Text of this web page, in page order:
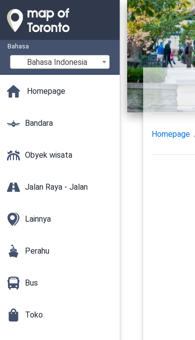
Bahasa
Bahasa Indonesia
Homepage
Bandara
Obyek wisata
Jalan Raya - Jalan
Lainnya
Perahu
Bus
Toko
Homepage